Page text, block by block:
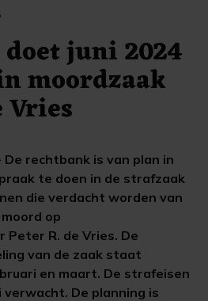
juni 2024
moordzaak
Vries
De rechtbank is van plan in
te doen in de strafzaak
die verdacht worden van
op
Peter R. de Vries. De
van de zaak staat
en maart. De strafeisen
De planning is